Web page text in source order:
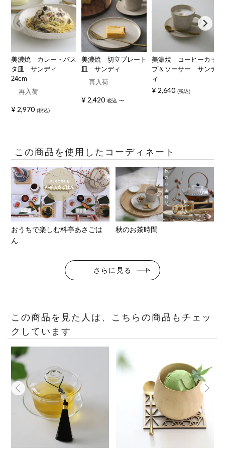
美濃焼 カレー・パス
タ皿 サンディ
24cm
再入荷
¥ 2,970 税込
美濃焼 切立プレート
皿 サンディ
再入荷
¥ 2,420 税込 〜
美濃焼 コーヒーカッ
プ＆ソーサー サンデ
ィ
¥ 2,640 税込
この商品を使用したコーディネート
おうちで楽しむ料亭あさごは
ん
秋のお茶時間
さらに見る
この商品を見た人は、こちらの商品もチェッ
クしています